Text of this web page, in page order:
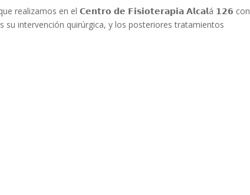
realizamos en el 𝗖𝗲𝗻𝘁𝗿𝗼 𝗱𝗲 𝗙𝗶𝘀𝗶𝗼𝘁𝗲𝗿𝗮𝗽𝗶𝗮 𝗔𝗹𝗰𝗮𝗹á 𝟭𝟮𝟲 con
su intervención quirúrgica, y los posteriores tratamientos